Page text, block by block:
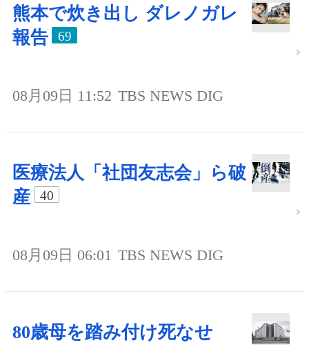
熊本で炊き出し ダレノガレ
報告
69
08月09日 11:52 TBS NEWS DIG
医療法人「社団友志会」ら破
産
40
08月09日 06:01 TBS NEWS DIG
80歳母を踏み付け死なせ